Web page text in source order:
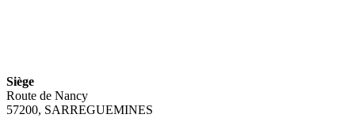
Siège
Route de Nancy
57200, SARREGUEMINES